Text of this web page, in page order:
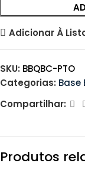
Adicionar À
SKU: BBQBC-PTO
Categorias: Base
Compartilhar:
Produtos